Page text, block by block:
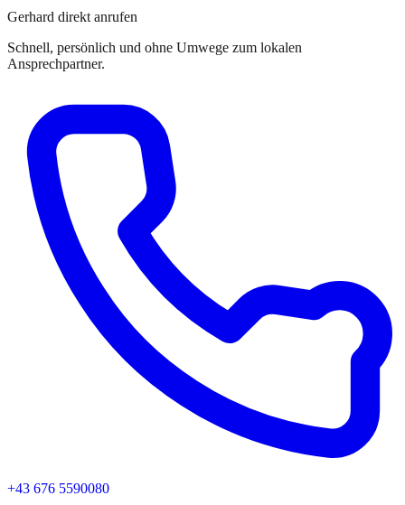
Gerhard direkt anrufen
Schnell, persönlich und ohne Umwege zum lokalen
Ansprechpartner.
+43 676 5590080